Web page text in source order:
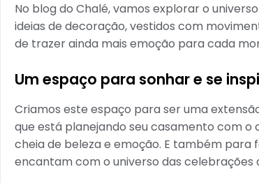
No blog do Chalé, vamos explorar o
ideias de decoração, vestidos com
de trazer ainda mais emoção para cada
Um espaço para sonhar e se
Criamos este espaço para ser uma
que está planejando seu casamento com
cheia de beleza e emoção. E também para
encantam com o universo das celebrações